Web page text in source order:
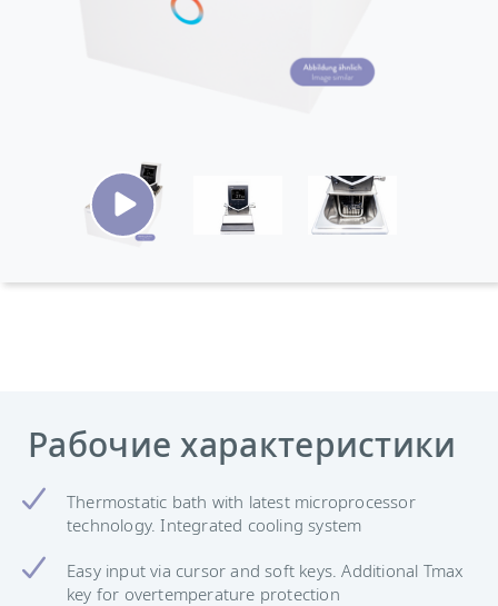
Рабочие характеристики
Thermostatic bath with latest microprocessor
technology. Integrated cooling system
Easy input via cursor and soft keys. Additional Tmax
key for overtemperature protection